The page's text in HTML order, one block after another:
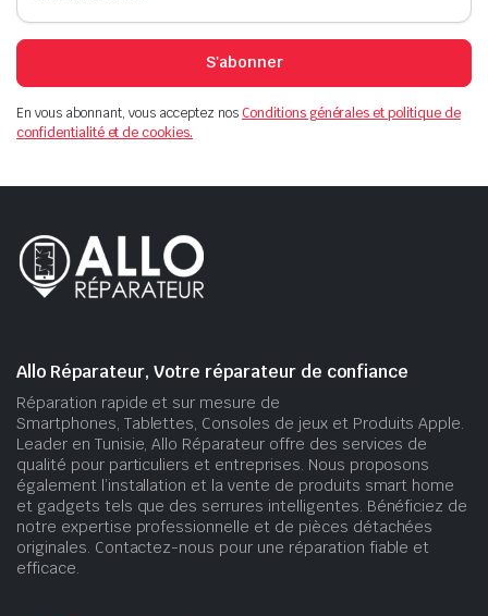
S'abonner
En vous abonnant, vous acceptez nosConditions générales et politique de
confidentialité et de cookies.
Allo Réparateur, Votre réparateur de confiance
Réparation rapide et sur mesure de
Smartphones, Tablettes, Consoles de jeux et Produits Apple.
Leader en Tunisie, Allo Réparateur offre des services de
qualité pour particuliers et entreprises. Nous proposons
également l’installation et la vente de produits smart home
et gadgets tels que des serrures intelligentes. Bénéficiez de
notre expertise professionnelle et de pièces détachées
originales. Contactez-nous pour une réparation fiable et
efficace.